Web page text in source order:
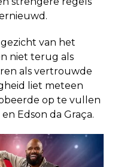
van het
niet terug als
als vertrouwde
liet meteen
op te vullen
Edson da Graça.